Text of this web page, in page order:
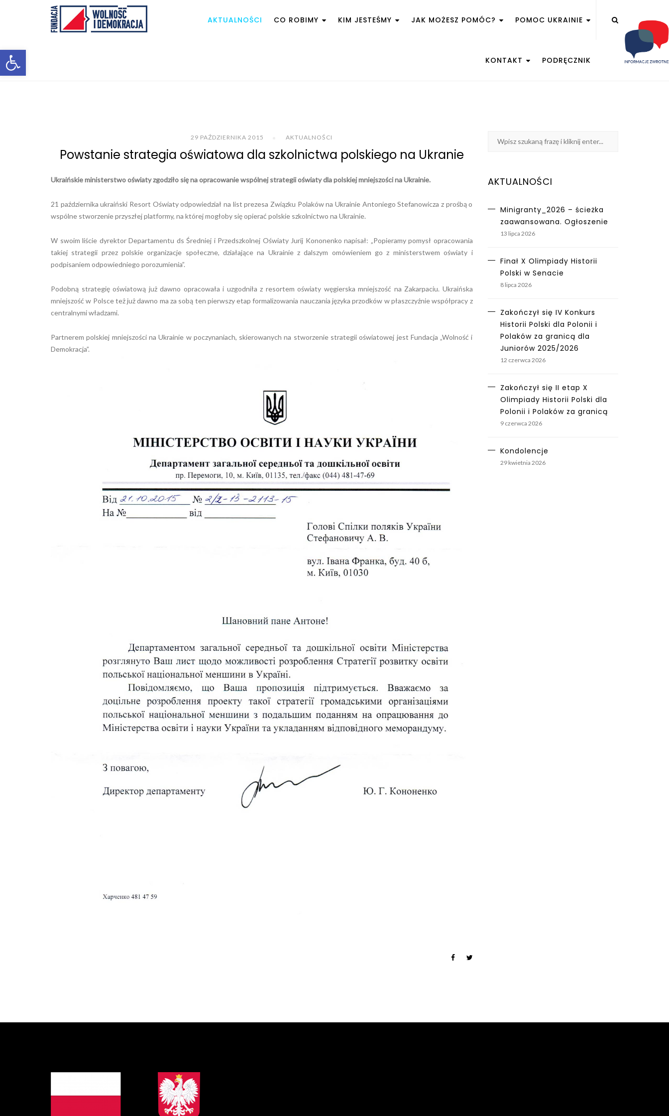
Otwórz pasek narzędzi
AKTUALNOŚCI CO ROBIMY KIM JESTEŚMY JAK MOŻESZ POMÓC? POMOC UKRAINIE
KONTAKT PODRĘCZNIK
29 PAŹDZIERNIKA 2015 AKTUALNOŚCI
Powstanie strategia oświatowa dla szkolnictwa polskiego na Ukranie
Ukraińskie ministerstwo oświaty zgodziło się na opracowanie wspólnej strategii oświaty dla polskiej mniejszości na Ukrainie.
21 października ukraiński Resort Oświaty odpowiedział na list prezesa Związku Polaków na Ukrainie Antoniego Stefanowicza z prośbą o
wspólne stworzenie przyszłej platformy, na której mogłoby się opierać polskie szkolnictwo na Ukrainie.
W swoim liście dyrektor Departamentu ds Średniej i Przedszkolnej Oświaty Jurij Kononenko napisał: „Popieramy pomysł opracowania
takiej strategii przez polskie organizacje społeczne, działające na Ukrainie z dalszym omówieniem go z ministerstwem oświaty i
podpisaniem odpowiedniego porozumienia”.
Podobną strategię oświatową już dawno opracowała i uzgodniła z resortem oświaty węgierska mniejszość na Zakarpaciu. Ukraińska
mniejszość w Polsce też już dawno ma za sobą ten pierwszy etap formalizowania nauczania języka przodków w płaszczyźnie współpracy z
centralnymi władzami.
Partnerem polskiej mniejszości na Ukrainie w poczynaniach, skierowanych na stworzenie strategii oświatowej jest Fundacja „Wolność i
Demokracja”.
AKTUALNOŚCI
Minigranty_2026 – ścieżka
zaawansowana. Ogłoszenie
13 lipca 2026
Finał X Olimpiady Historii
Polski w Senacie
8 lipca 2026
Zakończył się IV Konkurs
Historii Polski dla Polonii i
Polaków za granicą dla
Juniorów 2025/2026
12 czerwca 2026
Zakończył się II etap X
Olimpiady Historii Polski dla
Polonii i Polaków za granicą
9 czerwca 2026
Kondolencje
29 kwietnia 2026